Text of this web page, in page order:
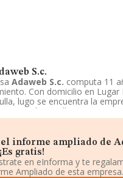
S.c.
Adaweb S.c. computa 11
Con domicilio en Lugar
lugo se encuentra la
que desarrolla es 0240 -
silvicultura.Adaweb S.c.
el informe ampliado de
gratis!
en eInforma y te
Ampliado de esta empresa.